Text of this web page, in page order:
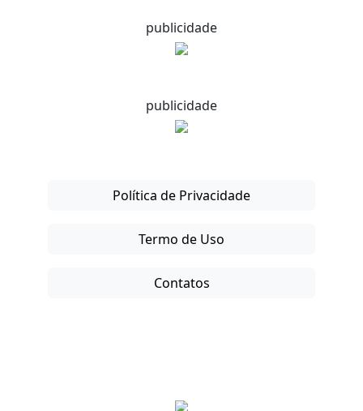
publicidade
publicidade
Política de Privacidade
Termo de Uso
Contatos